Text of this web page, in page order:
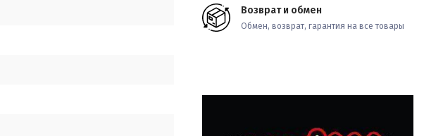
Возврат и обмен
Обмен, возврат, гарантия на все товары